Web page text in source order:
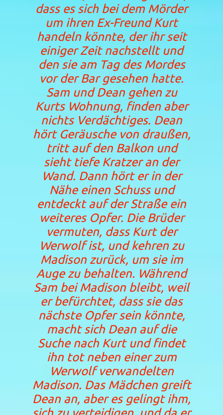
dass es sich bei dem Mörder
um ihren Ex-Freund Kurt
handeln könnte, der ihr seit
einiger Zeit nachstellt und
den sie am Tag des Mordes
vor der Bar gesehen hatte.
Sam und Dean gehen zu
Kurts Wohnung, finden aber
nichts Verdächtiges. Dean
hört Geräusche von draußen,
tritt auf den Balkon und
sieht tiefe Kratzer an der
Wand. Dann hört er in der
Nähe einen Schuss und
entdeckt auf der Straße ein
weiteres Opfer. Die Brüder
vermuten, dass Kurt der
Werwolf ist, und kehren zu
Madison zurück, um sie im
Auge zu behalten. Während
Sam bei Madison bleibt, weil
er befürchtet, dass sie das
nächste Opfer sein könnte,
macht sich Dean auf die
Suche nach Kurt und findet
ihn tot neben einer zum
Werwolf verwandelten
Madison. Das Mädchen greift
Dean an, aber es gelingt ihm,